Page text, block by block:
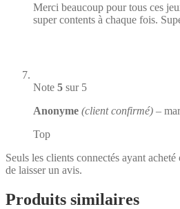
Merci beaucoup pour tous ces
super contents à chaque fois.
Note 5 sur 5
Anonyme (client confirmé) –
Top
Seuls les clients connectés ayant
de laisser un avis.
Produits similaires